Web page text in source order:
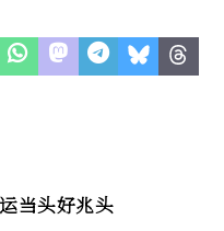
当头好兆头